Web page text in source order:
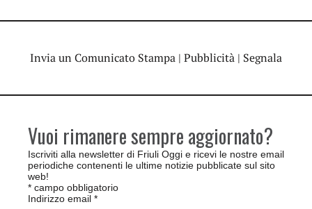
Invia un Comunicato Stampa | Pubblicità | Segnala
Vuoi rimanere sempre aggiornato?
Iscriviti alla newsletter di Friuli Oggi e ricevi le nostre email
periodiche contenenti le ultime notizie pubblicate sul sito
web!
* campo obbligatorio
Indirizzo email *